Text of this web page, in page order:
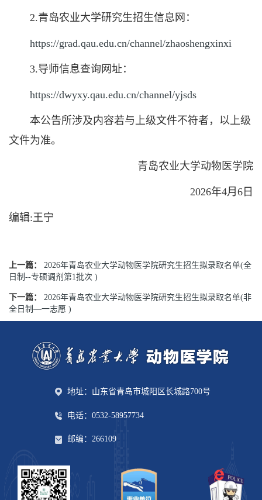
2.青岛农业大学研究生招生信息网：
https://grad.qau.edu.cn/channel/zhaoshengxinxi
3.导师信息查询网址：
https://dwyxy.qau.edu.cn/channel/yjsds
本公告所涉及内容若与上级文件不符者，以上级
文件为准。
青岛农业大学动物医学院
2026年4月6日
编辑:王宁
上一篇：
2026年青岛农业大学动物医学院研究生招生拟录取名单(全
日制--专硕调剂第1批次 )
下一篇：
2026年青岛农业大学动物医学院研究生招生拟录取名单(非
全日制—一志愿 )
地址：山东省青岛市城阳区长城路700号
电话：0532-58957734
邮编：266109